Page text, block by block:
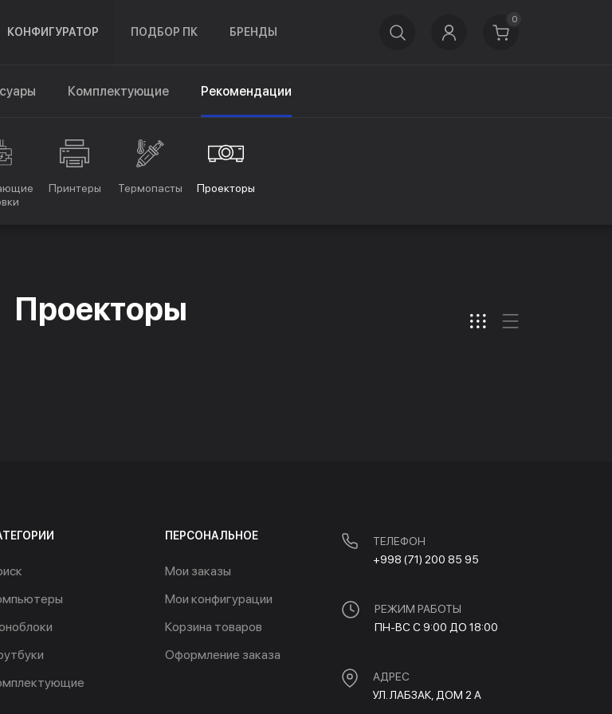
КОНФИГУРАТОР ПОДБОР ПК БРЕНДЫ
0
Комплектующие Рекомендации
Принтеры Термопасты Проекторы
Проекторы
ПЕРСОНАЛЬНОЕ
Мои заказы
Мои конфигурации
Корзина товаров
Оформление заказа
ТЕЛЕФОН
+998 (71) 200 85 95
РЕЖИМ РАБОТЫ
ПН-ВС С 9:00 ДО 18:00
АДРЕС
УЛ. ЛАБЗАК, ДОМ 2 A